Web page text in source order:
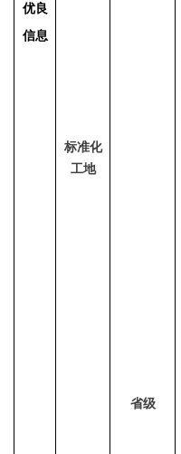
优良
信息
标准化
工地
省级